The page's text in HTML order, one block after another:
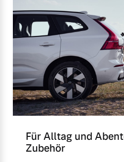
Für Alltag und
Zubehör